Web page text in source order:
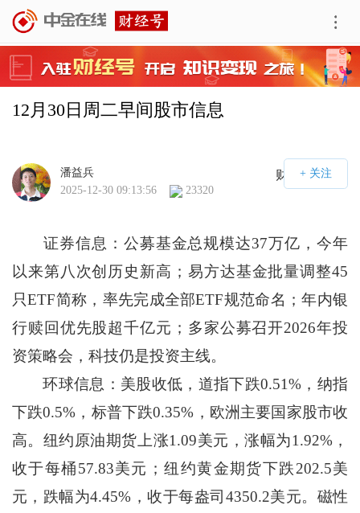
12月30日周二早间股市信息
财经号APP
潘益兵
2025-12-30 09:13:56
23320
证券信息：公募基金总规模达37万亿，今年
以来第八次创历史新高；易方达基金批量调整45
只ETF简称，率先完成全部ETF规范命名；年内银
行赎回优先股超千亿元；多家公募召开2026年投
资策略会，科技仍是投资主线。
环球信息：美股收低，道指下跌0.51%，纳指
下跌0.5%，标普下跌0.35%，欧洲主要国家股市收
高。纽约原油期货上涨1.09美元，涨幅为1.92%，
收于每桶57.83美元；纽约黄金期货下跌202.5美
元，跌幅为4.45%，收于每盎司4350.2美元。磁性